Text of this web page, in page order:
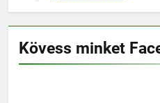
Kövess minket